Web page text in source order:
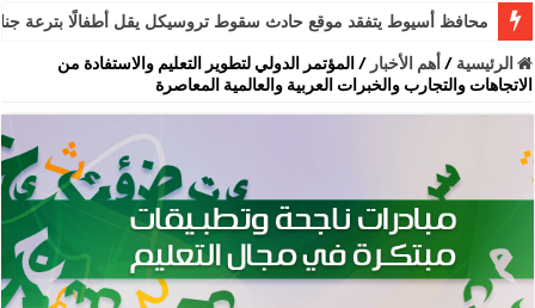
محافظ أسيوط يتفقد موقع حادث سقوط تروسيكل يقل أطفالًا بترعة
الرئيسية /أهم الأخبار /المؤتمر الدولي لتطوير التعليم والاستفادة من
الاتجاهات والتجارب والخبرات العربية والعالمية المعاصرة